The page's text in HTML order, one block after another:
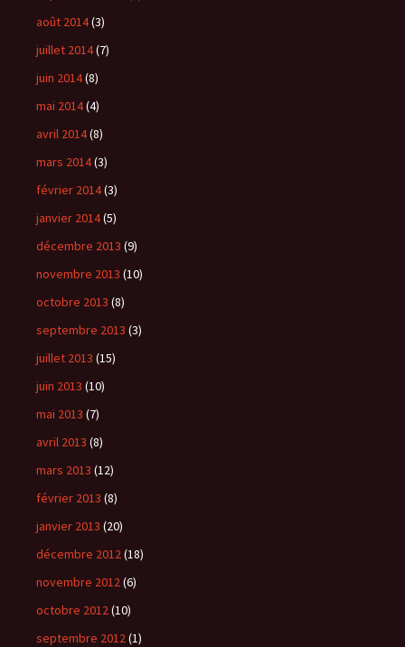
août 2014(3)
juillet 2014(7)
juin 2014(8)
mai 2014(4)
avril 2014(8)
mars 2014(3)
février 2014(3)
janvier 2014(5)
décembre 2013 (9)
novembre 2013 (10)
octobre 2013 (8)
septembre 2013 (3)
juillet 2013 (15)
juin 2013 (10)
mai 2013 (7)
avril 2013 (8)
mars 2013 (12)
février 2013 (8)
janvier 2013 (20)
décembre 2012(18)
novembre 2012(6)
octobre 2012(10)
septembre 2012(1)